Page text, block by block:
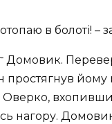
в болоті! –
Домовик.
простягнув йому
Оверко,
нагору.